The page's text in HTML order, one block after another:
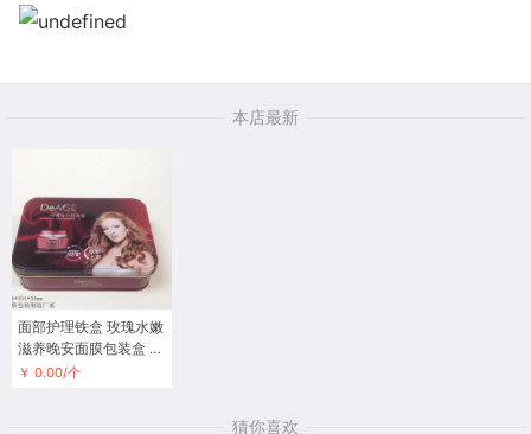
本店最新
面部护理铁盒 玫瑰水嫩
滋养晚安面膜包装盒 化
妆品铁盒包装
￥ 0.00/个
猜你喜欢